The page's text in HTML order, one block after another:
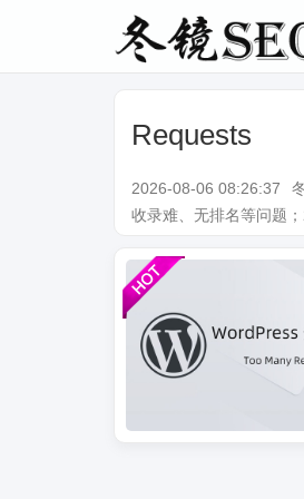
Requests
2026-08-06 08:26:37
收录难、无排名等问题